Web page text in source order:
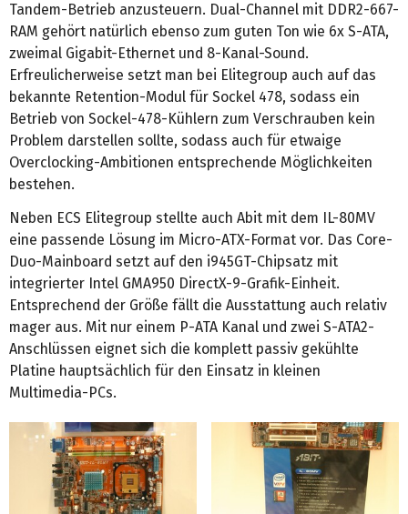
Tandem-Betrieb anzusteuern. Dual-Channel mit DDR2-667-
RAM gehört natürlich ebenso zum guten Ton wie 6x S-ATA,
zweimal Gigabit-Ethernet und 8-Kanal-Sound.
Erfreulicherweise setzt man bei Elitegroup auch auf das
bekannte Retention-Modul für Sockel 478, sodass ein
Betrieb von Sockel-478-Kühlern zum Verschrauben kein
Problem darstellen sollte, sodass auch für etwaige
Overclocking-Ambitionen entsprechende Möglichkeiten
bestehen.
Neben ECS Elitegroup stellte auch Abit mit dem IL-80MV
eine passende Lösung im Micro-ATX-Format vor. Das Core-
Duo-Mainboard setzt auf den i945GT-Chipsatz mit
integrierter Intel GMA950 DirectX-9-Grafik-Einheit.
Entsprechend der Größe fällt die Ausstattung auch relativ
mager aus. Mit nur einem P-ATA Kanal und zwei S-ATA2-
Anschlüssen eignet sich die komplett passiv gekühlte
Platine hauptsächlich für den Einsatz in kleinen
Multimedia-PCs.